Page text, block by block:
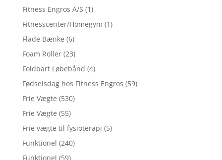
Fitness Engros A/S (1)
Fitnesscenter/Homegym (1)
Flade Bænke (6)
Foam Roller (23)
Foldbart Løbebånd (4)
Fødselsdag hos Fitness Engros (59)
Frie Vægte (530)
Frie Vægte (55)
Frie vægte til fysioterapi (5)
Funktionel (240)
Funktionel (59)